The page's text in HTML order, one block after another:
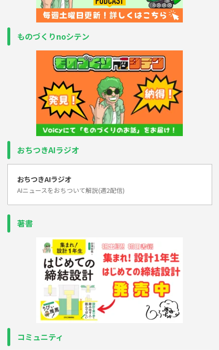
ものづくりnoシテン
おちつきAIラジオ
おちつきAIラジオ
AIニュースをおちついて解説(週2配信)
著書
コミュニティ